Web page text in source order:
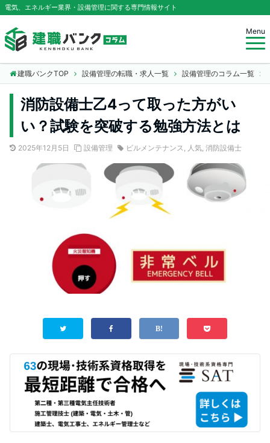
電気、エネルギー業界・設備管理に関する専門情報サイト
Menu
建職バンクTOP 設備管理の転職・求人一覧 設備管理のコラム一覧
消防設備士乙4って取った方がい
い？試験を突破する勉強方法とは
2025年12月5日 設備管理 ビルメンテナンス, 人気, 消防設備士